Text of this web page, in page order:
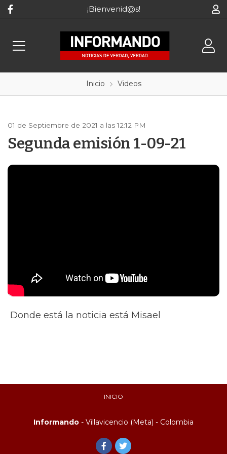
¡Bienvenid@s!
Inicio Videos
01 de Septiembre de 2021 a las 12:12 PM
Segunda emisión 1-09-21
Donde está la noticia está Misael
INICIO
Informando - Villavicencio (Meta) - Colombia